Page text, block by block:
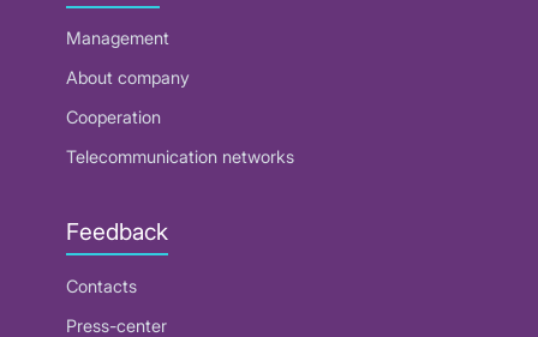
Management
About company
Cooperation
Telecommunication networks
Feedback
Contacts
Press-center